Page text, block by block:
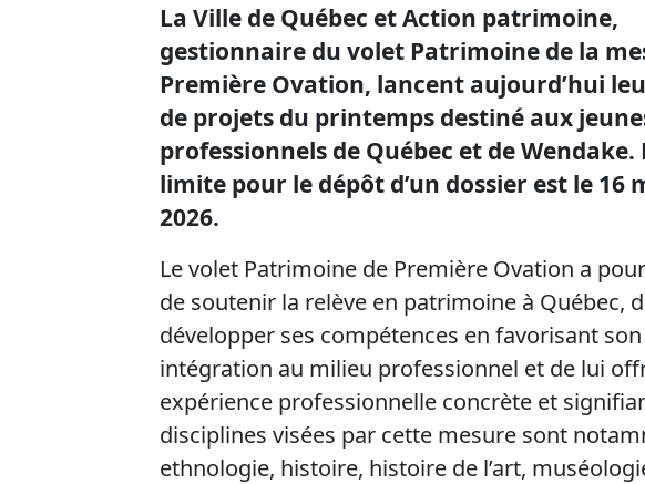
La Ville de Québec et Action patrimoine,
gestionnaire du volet Patrimoine de la
Première Ovation, lancent aujourd’hui
de projets du printemps destiné aux
professionnels de Québec et de Wendake.
limite pour le dépôt d’un dossier est le 16
2026.
Le volet Patrimoine de Première Ovation a
de soutenir la relève en patrimoine à Québec,
développer ses compétences en favorisant son
intégration au milieu professionnel et de lui
expérience professionnelle concrète et
disciplines visées par cette mesure sont
ethnologie, histoire, histoire de l’art,